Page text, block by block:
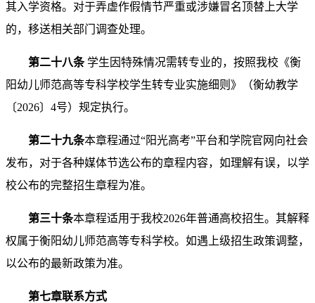
其入学资格。对于弄虚作假情节严重或涉嫌冒名顶替上大学
的，移送相关部门调查处理。
第二十八条学生因特殊情况需转专业的，按照我校《衡
阳幼儿师范高等专科学校学生转专业实施细则》（衡幼教学
〔2026〕4号）规定执行。
第二十九条本章程通过“阳光高考”平台和学院官网向社会
发布，对于各种媒体节选公布的章程内容，如理解有误，以学
校公布的完整招生章程为准。
第三十条本章程适用于我校2026年普通高校招生。其解释
权属于衡阳幼儿师范高等专科学校。如遇上级招生政策调整，
以公布的最新政策为准。
第七章联系方式